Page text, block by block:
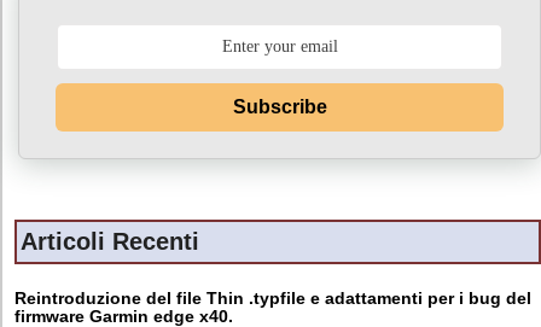
Subscribe
Articoli Recenti
Reintroduzione del file Thin .typfile e adattamenti per i bug del
firmware Garmin edge x40.